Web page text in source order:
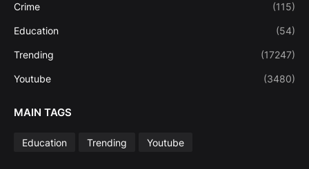
Crime (115)
Education (54)
Trending (17247)
Youtube (3480)
MAIN TAGS
Education Trending Youtube